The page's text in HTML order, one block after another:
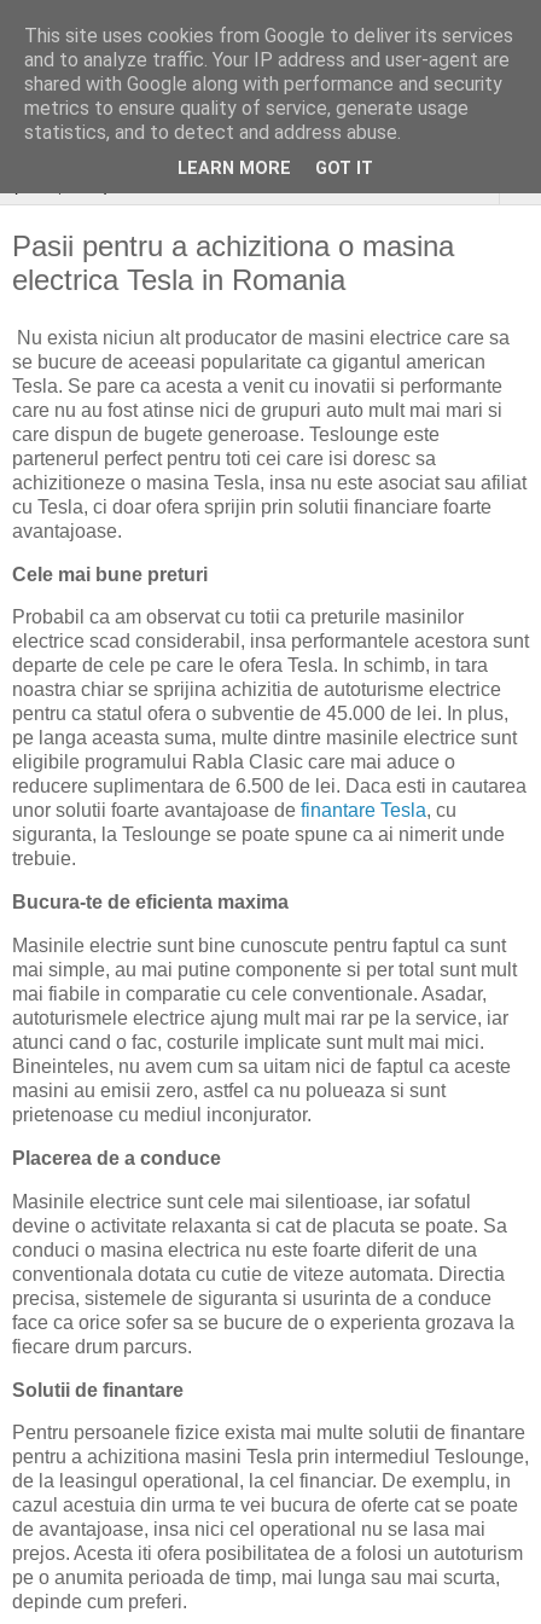
stiri si gânduri sociale
aleatoare..
Pasii pentru a achizitiona o masina
electrica Tesla in Romania
Nu exista niciun alt producator de masini electrice care sa
se bucure de aceeasi popularitate ca gigantul american
Tesla. Se pare ca acesta a venit cu inovatii si performante
care nu au fost atinse nici de grupuri auto mult mai mari si
care dispun de bugete generoase. Teslounge este
partenerul perfect pentru toti cei care isi doresc sa
achizitioneze o masina Tesla, insa nu este asociat sau afiliat
cu Tesla, ci doar ofera sprijin prin solutii financiare foarte
avantajoase.
Cele mai bune preturi
Probabil ca am observat cu totii ca preturile masinilor
electrice scad considerabil, insa performantele acestora sunt
departe de cele pe care le ofera Tesla. In schimb, in tara
noastra chiar se sprijina achizitia de autoturisme electrice
pentru ca statul ofera o subventie de 45.000 de lei. In plus,
pe langa aceasta suma, multe dintre masinile electrice sunt
eligibile programului Rabla Clasic care mai aduce o
reducere suplimentara de 6.500 de lei. Daca esti in cautarea
unor solutii foarte avantajoase de finantare Tesla, cu
siguranta, la Teslounge se poate spune ca ai nimerit unde
trebuie.
Bucura-te de eficienta maxima
Masinile electrie sunt bine cunoscute pentru faptul ca sunt
mai simple, au mai putine componente si per total sunt mult
mai fiabile in comparatie cu cele conventionale. Asadar,
autoturismele electrice ajung mult mai rar pe la service, iar
atunci cand o fac, costurile implicate sunt mult mai mici.
Bineinteles, nu avem cum sa uitam nici de faptul ca aceste
masini au emisii zero, astfel ca nu polueaza si sunt
prietenoase cu mediul inconjurator.
Placerea de a conduce
Masinile electrice sunt cele mai silentioase, iar sofatul
devine o activitate relaxanta si cat de placuta se poate. Sa
conduci o masina electrica nu este foarte diferit de una
conventionala dotata cu cutie de viteze automata. Directia
precisa, sistemele de siguranta si usurinta de a conduce
face ca orice sofer sa se bucure de o experienta grozava la
fiecare drum parcurs.
Solutii de finantare
Pentru persoanele fizice exista mai multe solutii de finantare
pentru a achizitiona masini Tesla prin intermediul Teslounge,
de la leasingul operational, la cel financiar. De exemplu, in
cazul acestuia din urma te vei bucura de oferte cat se poate
de avantajoase, insa nici cel operational nu se lasa mai
prejos. Acesta iti ofera posibilitatea de a folosi un autoturism
pe o anumita perioada de timp, mai lunga sau mai scurta,
depinde cum preferi.
This site uses cookies from Google to deliver its services
and to analyze traffic. Your IP address and user-agent are
shared with Google along with performance and security
metrics to ensure quality of service, generate usage
statistics, and to detect and address abuse.
LEARN MORE GOT IT